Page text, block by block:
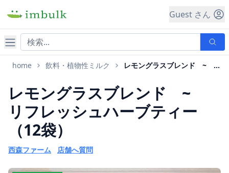
Guest さん
ナビゲーション
home 飲料・植物性ミルク レモングラスブレンド ~ リフレッシュハーブティー
レモングラスブレンド ~
リフレッシュハーブティー
（12袋）
西森ファーム 店舗へ質問